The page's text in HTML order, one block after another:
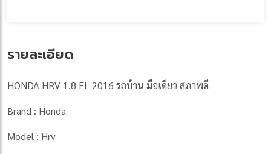
รายละเอียด
HONDA HRV 1.8 EL 2016 รถบ้าน มือเดียว สภาพดี
Brand : Honda
Model : Hrv